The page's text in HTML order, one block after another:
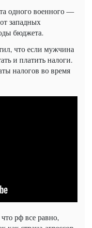
одного военного —
западных
бюджета.
что если мужчина
и платить налоги.
налогов во время
рф все равно,